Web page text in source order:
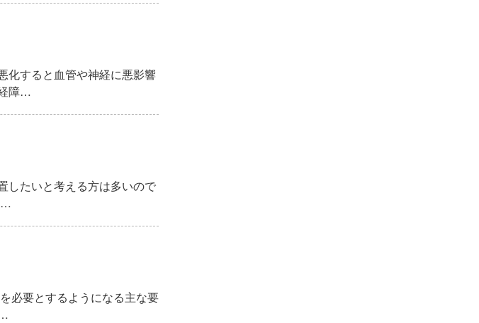
化すると血管や神経に悪影響
障…
したいと考える方は多いので
…
必要とするようになる主な要